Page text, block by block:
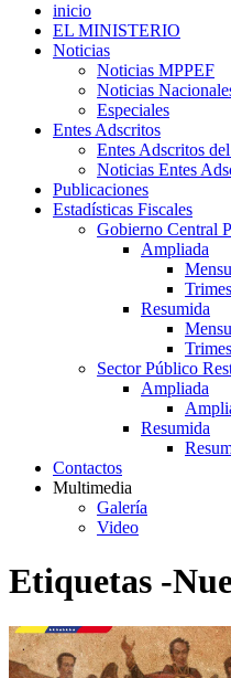
inicio
EL MINISTERIO
Noticias
Noticias MPPEF
Noticias
Especiales
Entes Adscritos
Entes Adscritos
Noticias Entes
Publicaciones
Estadísticas Fiscales
Gobierno Central
Ampliada
Resumida
Sector Público
Ampliada
Resumida
Contactos
Multimedia
Galería
Video
Etiquetas -